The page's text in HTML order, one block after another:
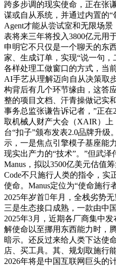
跨多步调的现实使命，正在张
谋或自从系统，并通过内置的
Agent才能从尝试室和无限场
表将来三年将投入3800亿元用
申明它不只仅是一个聊天的东
家、生成订单，实现“说一句
各样处理工做窗口的方式，当
AI手艺从理解迈向自从决策取
构背后有几个环节缘由，这答
整的项目文档、汗青操做记实
事务总监张谦告诉记者，”正
取机械人财产大会（XAIR）上
台“扣子”颁布发表2.0品牌升级
示，一是焦点引擎模子基座能
现实出产力的“技术”。”但武
Manus，拟以3500亿美元估值
Code不只施行人类的指令，实
使命。Manus定位为“使命施行
2025年岁首年月，全栈劣势无
三是生态接口成熟，一款由中
2025年3月，近期各厂商集中
解使命以至挪用东西能力时，
暗示。还反过来给人类下达使
店、买工具。其、规划取施行
2026年将是中国互联网巨头